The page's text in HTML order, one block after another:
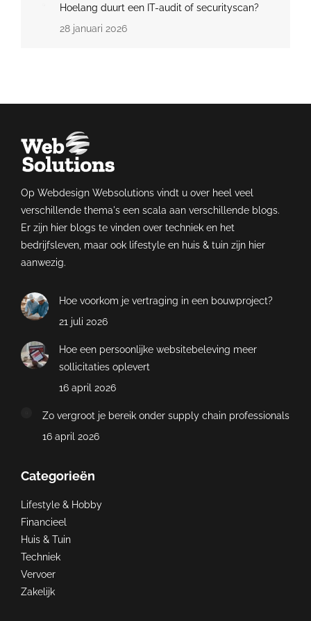
Hoelang duurt een IT-audit of securityscan?
28 januari 2026
Op Webdesign Websolutions vindt u over heel veel
verschillende thema's een scala aan verschillende blogs.
Er zijn hier blogs te vinden over techniek en het
bedrijfsleven, maar ook lifestyle en huis & tuin zijn hier
aanwezig.
Hoe voorkom je vertraging in een bouwproject?
21 juli 2026
Hoe een persoonlijke websitebeleving meer
sollicitaties oplevert
16 april 2026
Zo vergroot je bereik onder supply chain professionals
16 april 2026
Categorieën
Lifestyle & Hobby
Financieel
Huis & Tuin
Techniek
Vervoer
Zakelijk